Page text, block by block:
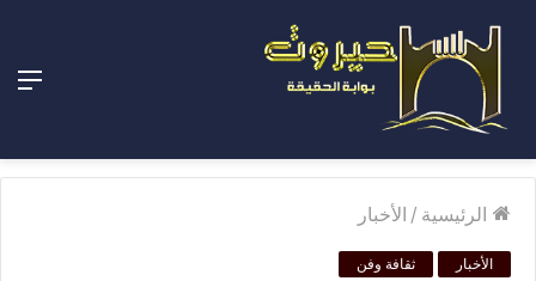
الرئيسية / الأخبار
الأخبار ثقافة وفن